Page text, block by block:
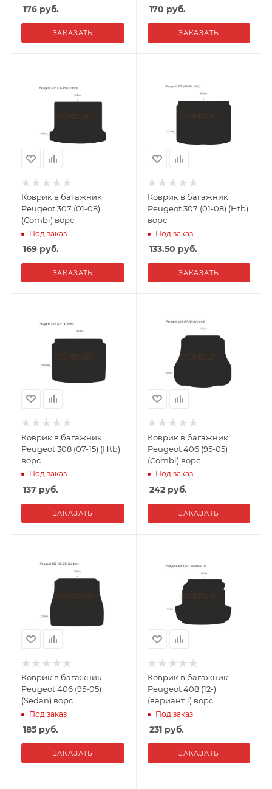
176 руб.
ЗАКАЗАТЬ
170 руб.
ЗАКАЗАТЬ
Коврик в багажник
Peugeot 307 (01-08)
(Combi) ворс
Под заказ
169 руб.
ЗАКАЗАТЬ
Коврик в багажник
Peugeot 307 (01-08) (Htb)
ворс
Под заказ
133.50 руб.
ЗАКАЗАТЬ
Коврик в багажник
Peugeot 308 (07-15) (Htb)
ворс
Под заказ
137 руб.
ЗАКАЗАТЬ
Коврик в багажник
Peugeot 406 (95-05)
(Combi) ворс
Под заказ
242руб.
ЗАКАЗАТЬ
Коврик в багажник
Peugeot 406 (95-05)
(Sedan) ворс
Под заказ
185 руб.
ЗАКАЗАТЬ
Коврик в багажник
Peugeot 408 (12-)
(вариант 1) ворс
Под заказ
231руб.
ЗАКАЗАТЬ